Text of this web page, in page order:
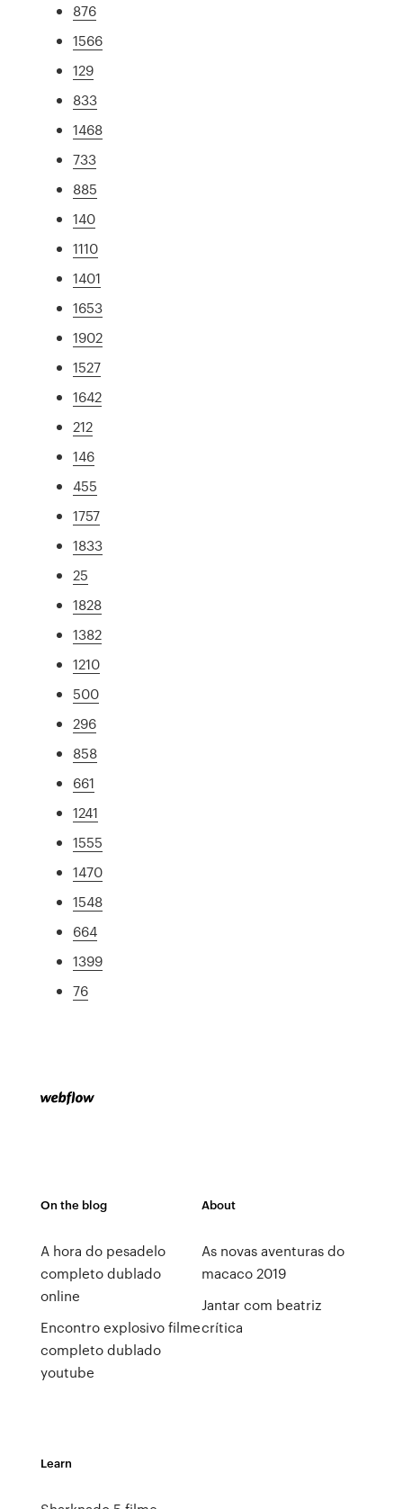
876
1566
129
833
1468
733
885
140
1110
1401
1653
1902
1527
1642
212
146
455
1757
1833
25
1828
1382
1210
500
296
858
661
1241
1555
1470
1548
664
1399
76
On the blog
A hora do pesadelo
completo dublado
online
Encontro explosivo filme
completo dublado
youtube
About
As novas aventuras do
macaco 2019
Jantar com beatriz
crítica
Learn